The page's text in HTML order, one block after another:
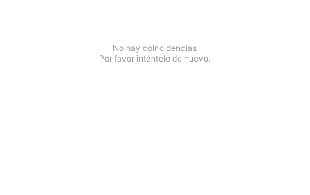
No hay coincidencias
Por favor inténtelo de nuevo.